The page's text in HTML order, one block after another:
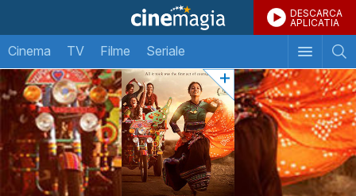
DESCARCA
APLICATIA
Cinema TV Filme Seriale